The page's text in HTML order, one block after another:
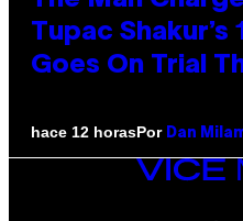
Tupac
Goes On Trial
hace 12 horasPor Dan
VICE
MEDIA